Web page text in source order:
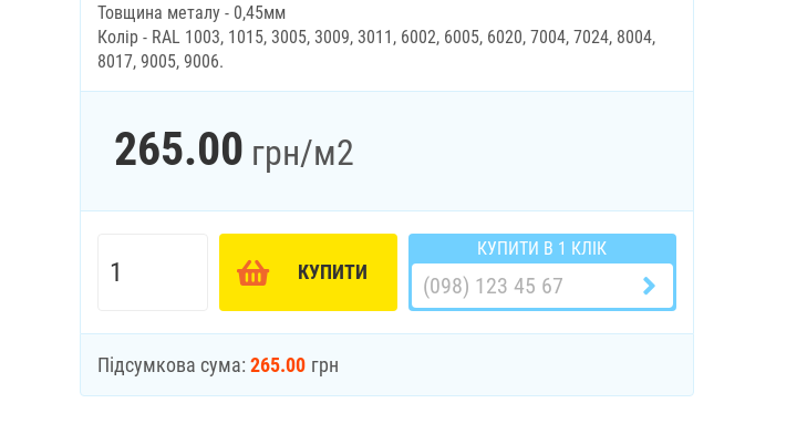
Товщина металу - 0,45мм
Колір - RAL 1003, 1015, 3005, 3009, 3011, 6002, 6005, 6020, 7004, 7024, 8004,
8017, 9005, 9006.
265.00 грн/м2
КУПИТИ
КУПИТИ В 1 КЛІК
Підсумкова сума: 265.00 грн